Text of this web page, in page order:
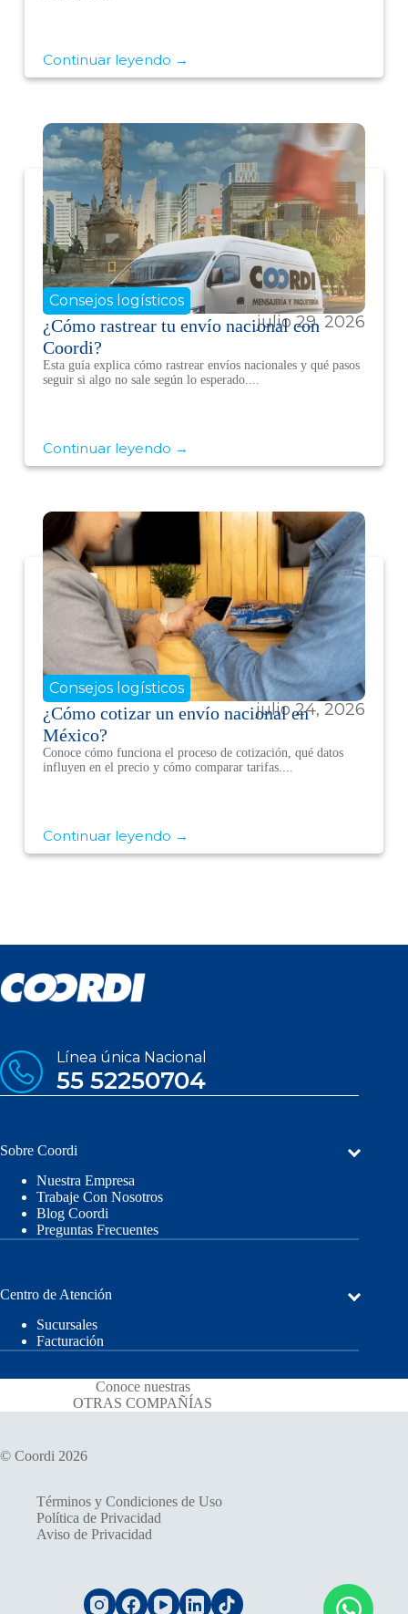
Continuar leyendo →
julio 29, 2026
Consejos logísticos
¿Cómo rastrear tu envío nacional con
Coordi?
Esta guía explica cómo rastrear envíos nacionales y qué pasos
seguir si algo no sale según lo esperado....
Continuar leyendo →
julio 24, 2026
Consejos logísticos
¿Cómo cotizar un envío nacional en
México?
Conoce cómo funciona el proceso de cotización, qué datos
influyen en el precio y cómo comparar tarifas....
Continuar leyendo →
Línea única Nacional
55 52250704
Sobre Coordi
Nuestra Empresa
Trabaje Con Nosotros
Blog Coordi
Preguntas Frecuentes
Centro de Atención
Sucursales
Facturación
Conoce nuestras
OTRAS COMPAÑÍAS
© Coordi 2026
Términos y Condiciones de Uso
Política de Privacidad
Aviso de Privacidad